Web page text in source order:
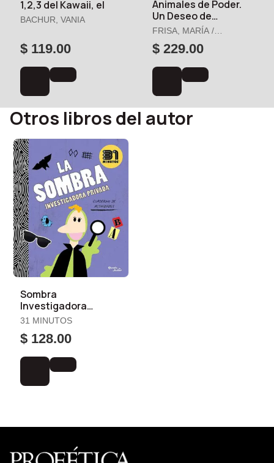
1,2,3 del Kawaii, el
BACHUR, VANIA
$ 119.00
Animales de Poder.
Un Deseo de
Cumpleaños a lo
Grande
FRISA, MARÍA /
CORTÉS, JUANA
$ 229.00
Otros libros del autor
Sombra
Investigadora
Privada, la
31 MINUTOS
$ 128.00